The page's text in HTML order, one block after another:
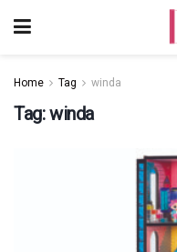
Home Tag winda
Tag:winda